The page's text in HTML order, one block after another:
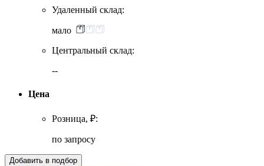
Удаленный склад:
мало
Центральный склад:
--
Цена
Розница, ₽:
по запросу